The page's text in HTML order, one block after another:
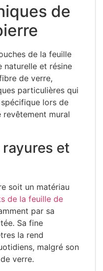
de
de la feuille
naturelle et résine
de verre,
particulières qui
lors de
mural
et
soit un matériau
de la feuille de
par sa
Sa fine
la rend
malgré son
verre.